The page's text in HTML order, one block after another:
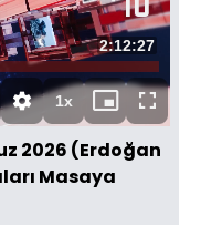
Toplam
Süre
2:12:27
1xOynatma
Hızı
Mini
oynatıcı
Tam
Ekran
2026 (Erdoğan
Masaya